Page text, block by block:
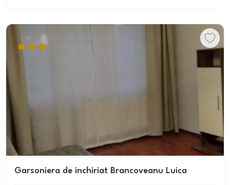
Garsoniera de inchiriat Brancoveanu Luica